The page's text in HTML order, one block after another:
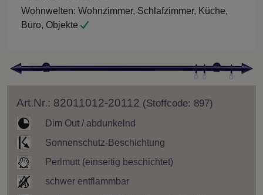
Wohnwelten: Wohnzimmer, Schlafzimmer, Küche,
Büro, Objekte
Art.Nr.: 82011012-20112 (Stoffcode: 897)
Dim Out / abdunkelnd
Sonnenschutz-Beschichtung
Perlmutt (einseitig beschichtet)
schwer entflammbar